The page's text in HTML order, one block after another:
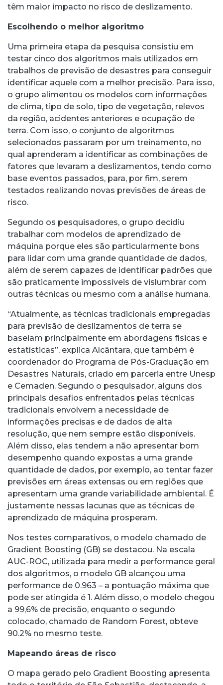
têm maior impacto no risco de deslizamento.
Escolhendo o melhor algoritmo
Uma primeira etapa da pesquisa consistiu em
testar cinco dos algoritmos mais utilizados em
trabalhos de previsão de desastres para conseguir
identificar aquele com a melhor precisão. Para isso,
o grupo alimentou os modelos com informações
de clima, tipo de solo, tipo de vegetação, relevos
da região, acidentes anteriores e ocupação de
terra. Com isso, o conjunto de algoritmos
selecionados passaram por um treinamento, no
qual aprenderam a identificar as combinações de
fatores que levaram a deslizamentos, tendo como
base eventos passados, para, por fim, serem
testados realizando novas previsões de áreas de
risco.
Segundo os pesquisadores, o grupo decidiu
trabalhar com modelos de aprendizado de
máquina porque eles são particularmente bons
para lidar com uma grande quantidade de dados,
além de serem capazes de identificar padrões que
são praticamente impossíveis de vislumbrar com
outras técnicas ou mesmo com a análise humana.
“Atualmente, as técnicas tradicionais empregadas
para previsão de deslizamentos de terra se
baseiam principalmente em abordagens físicas e
estatísticas”, explica Alcântara, que também é
coordenador do Programa de Pós-Graduação em
Desastres Naturais, criado em parceria entre Unesp
e Cemaden. Segundo o pesquisador, alguns dos
principais desafios enfrentados pelas técnicas
tradicionais envolvem a necessidade de
informações precisas e de dados de alta
resolução, que nem sempre estão disponíveis.
Além disso, elas tendem a não apresentar bom
desempenho quando expostas a uma grande
quantidade de dados, por exemplo, ao tentar fazer
previsões em áreas extensas ou em regiões que
apresentam uma grande variabilidade ambiental. É
justamente nessas lacunas que as técnicas de
aprendizado de máquina prosperam.
Nos testes comparativos, o modelo chamado de
Gradient Boosting (GB) se destacou. Na escala
AUC-ROC, utilizada para medir a performance geral
dos algoritmos, o modelo GB alcançou uma
performance de 0.963 – a pontuação máxima que
pode ser atingida é 1. Além disso, o modelo chegou
a 99,6% de precisão, enquanto o segundo
colocado, chamado de Random Forest, obteve
90.2% no mesmo teste.
Mapeando áreas de risco
O mapa gerado pelo Gradient Boosting apresenta